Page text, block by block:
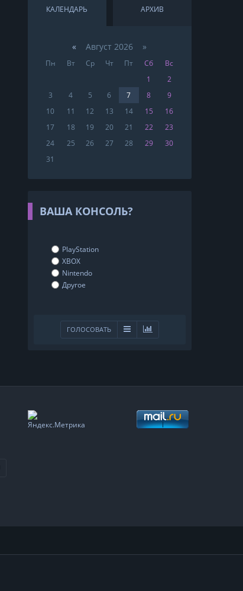
КАЛЕНДАРЬ АРХИВ
« Август 2026 »
Пн Вт Ср Чт Пт Сб
Вс
1
2
3
4 5 6 7 8
9
10
11 12 13 14 15
16
17
18 19 20 21 22
23
24
25 26 27 28 29
30
31
ВАША КОНСОЛЬ?
PlayStation
XBOX
Nintendo
Другое
ГОЛОСОВАТЬ